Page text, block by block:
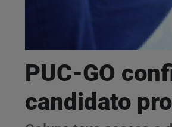
PUC-GO
candidato